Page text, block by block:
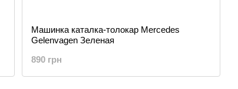
Машинка каталка-толокар Mercedes
Gelenvagen Зеленая
890 грн